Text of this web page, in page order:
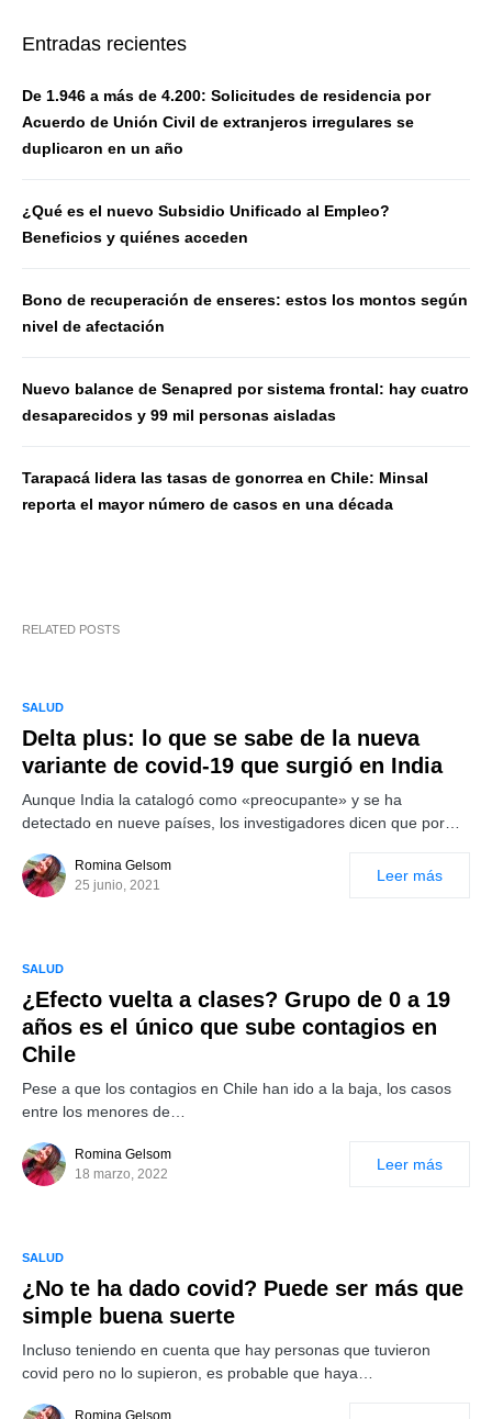
Entradas recientes
De 1.946 a más de 4.200: Solicitudes de residencia por
Acuerdo de Unión Civil de extranjeros irregulares se
duplicaron en un año
¿Qué es el nuevo Subsidio Unificado al Empleo?
Beneficios y quiénes acceden
Bono de recuperación de enseres: estos los montos según
nivel de afectación
Nuevo balance de Senapred por sistema frontal: hay cuatro
desaparecidos y 99 mil personas aisladas
Tarapacá lidera las tasas de gonorrea en Chile: Minsal
reporta el mayor número de casos en una década
RELATED POSTS
SALUD
Delta plus: lo que se sabe de la nueva
variante de covid-19 que surgió en India
Aunque India la catalogó como «preocupante» y se ha
detectado en nueve países, los investigadores dicen que por…
Romina Gelsom
25 junio, 2021
Leer más
SALUD
¿Efecto vuelta a clases? Grupo de 0 a 19
años es el único que sube contagios en
Chile
Pese a que los contagios en Chile han ido a la baja, los casos
entre los menores de…
Romina Gelsom
18 marzo, 2022
Leer más
SALUD
¿No te ha dado covid? Puede ser más que
simple buena suerte
Incluso teniendo en cuenta que hay personas que tuvieron
covid pero no lo supieron, es probable que haya…
Romina Gelsom